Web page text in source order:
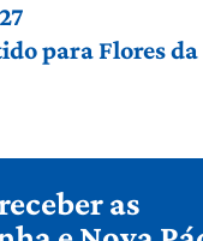
para Flores da
as